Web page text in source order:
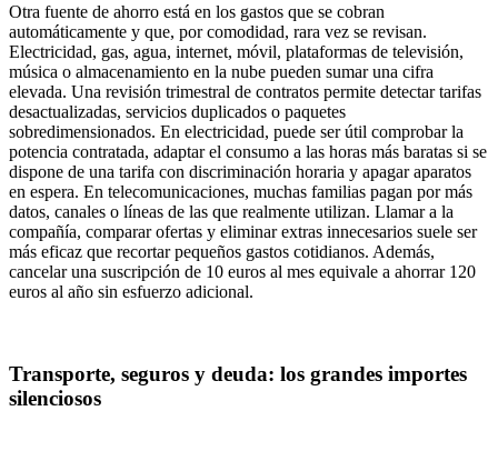
Otra fuente de ahorro está en los gastos que se cobran
automáticamente y que, por comodidad, rara vez se revisan.
Electricidad, gas, agua, internet, móvil, plataformas de televisión,
música o almacenamiento en la nube pueden sumar una cifra
elevada. Una revisión trimestral de contratos permite detectar tarifas
desactualizadas, servicios duplicados o paquetes
sobredimensionados. En electricidad, puede ser útil comprobar la
potencia contratada, adaptar el consumo a las horas más baratas si se
dispone de una tarifa con discriminación horaria y apagar aparatos
en espera. En telecomunicaciones, muchas familias pagan por más
datos, canales o líneas de las que realmente utilizan. Llamar a la
compañía, comparar ofertas y eliminar extras innecesarios suele ser
más eficaz que recortar pequeños gastos cotidianos. Además,
cancelar una suscripción de 10 euros al mes equivale a ahorrar 120
euros al año sin esfuerzo adicional.
Transporte, seguros y deuda: los grandes importes
silenciosos